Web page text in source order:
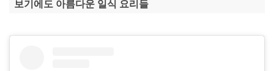
보기에도 아름다운 일식 요리들